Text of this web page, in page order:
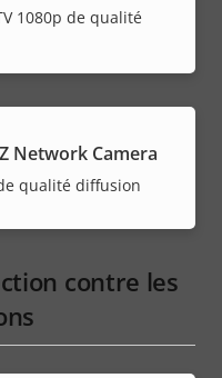
1080p de qualité
Network Camera
qualité diffusion
contre les